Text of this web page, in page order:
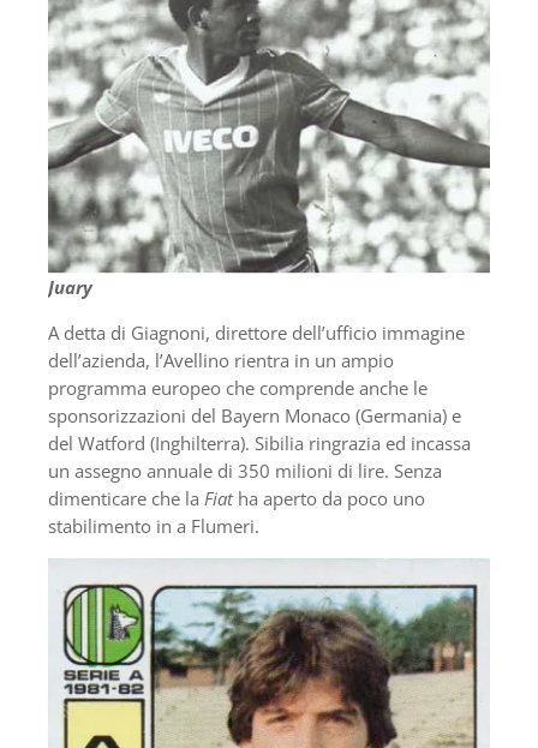
Juary
A detta di Giagnoni, direttore dell’ufficio immagine
dell’azienda, l’Avellino rientra in un ampio
programma europeo che comprende anche le
sponsorizzazioni del Bayern Monaco (Germania) e
del Watford (Inghilterra). Sibilia ringrazia ed incassa
un assegno annuale di 350 milioni di lire. Senza
dimenticare che la Fiat ha aperto da poco uno
stabilimento in a Flumeri.